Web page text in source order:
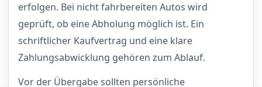
erfolgen. Bei nicht fahrbereiten Autos wird
geprüft, ob eine Abholung möglich ist. Ein
schriftlicher Kaufvertrag und eine klare
Zahlungsabwicklung gehören zum Ablauf.
Vor der Übergabe sollten persönliche